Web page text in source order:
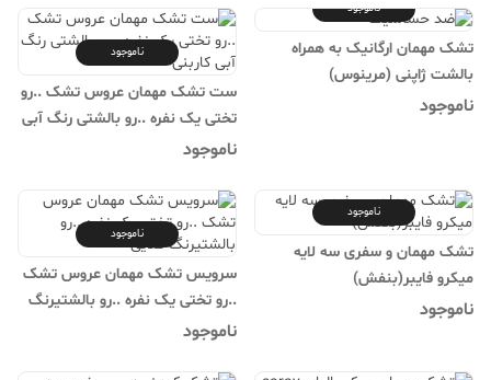
ناموجود
تشک مهمان ارگانیک به همراه
بالشت ژاپنی (مرینوس)
ناموجود
ناموجود
ست تشک مهمان عروس تشک ..رو
تختی یک نفره ..رو بالشتی رنگ آبی
کاربنی
ناموجود
ناموجود
تشک مهمان و سفری سه لایه
میکرو فایبر(بنفش)
ناموجود
ناموجود
سرویس تشک مهمان عروس تشک
..رو تختی یک نفره ..رو بالشتیرنگ
طلایی
ناموجود